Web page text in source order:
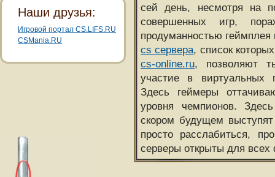
сей день, несмотря на
совершенных игр,
продуманностью
cs сервера, список
cs-online.ru, позволяют
участие в виртуальных
Здесь геймеры
уровня чемпионов.
скором будущем
просто расслабиться,
серверы открыты для всех
Наши друзья:
Игровой портал CS.LIFS.RU
CSMania.RU